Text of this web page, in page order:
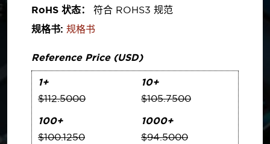
RoHS 状态：
符合 ROHS3 规范
规格书: 规格书
Reference Price (USD)
1+
$112.5000
10+
$105.7500
100+
$100.1250
1000+
$94.5000